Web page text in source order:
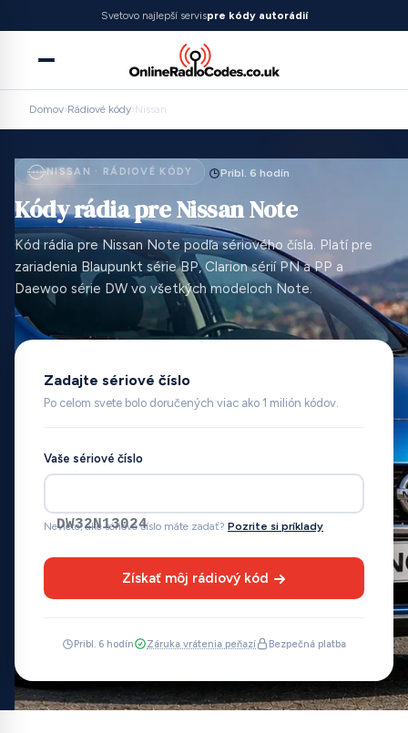
Svetovo najlepší servispre kódy autorádií
Domov›Rádiové kódy›Nissan
NISSAN · RÁDIOVÉ KÓDY Pribl. 6 hodín
Kódy rádia pre Nissan Note
Kód rádia pre Nissan Note podľa sériového čísla. Platí pre
zariadenia Blaupunkt série BP, Clarion sérií PN a PP a
Daewoo série DW vo všetkých modeloch Note.
Zadajte sériové číslo
Po celom svete bolo doručených viac ako 1 milión kódov.
Vaše sériové číslo
DW32N13024
Neviete, aké sériové číslo máte zadať? Pozrite si príklady
Získať môj rádiový kód
Pribl. 6 hodín Záruka vrátenia peňazí Bezpečná platba